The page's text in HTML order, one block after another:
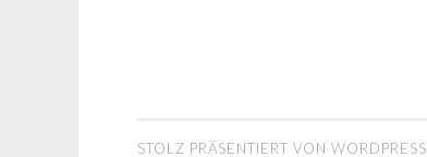
STOLZ PRÄSENTIERT VON WORDPRESS